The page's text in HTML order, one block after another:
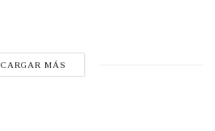
CARGAR MÁS